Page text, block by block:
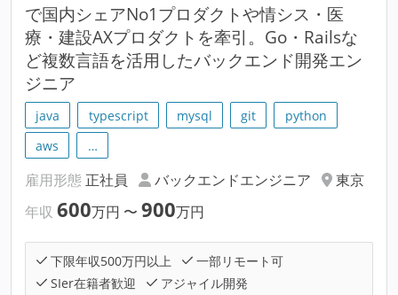
で国内シェアNo1プロダクトや情シス・医
療・建設AXプロダクトを牽引。Go・Railsな
ど複数言語を活用したバックエンド開発エン
ジニア
java typescript mysql git
python
aws
…
雇用形態 正社員 バックエンドエンジニア
東京
年収 600万円 〜 900万円
下限年収500万円以上
一部リモート可
SIer在籍者歓迎
アジャイル開発